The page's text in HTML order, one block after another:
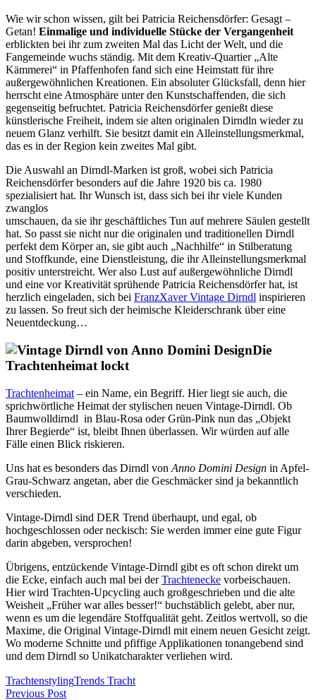
Wie wir schon wissen, gilt bei Patricia Reichensdörfer: Gesagt –
Getan! Einmalige und individuelle Stücke der Vergangenheit
erblickten bei ihr zum zweiten Mal das Licht der Welt, und die
Fangemeinde wuchs ständig. Mit dem Kreativ-Quartier „Alte
Kämmerei“ in Pfaffenhofen fand sich eine Heimstatt für ihre
außergewöhnlichen Kreationen. Ein absoluter Glücksfall, denn hier
herrscht eine Atmosphäre unter den Kunstschaffenden, die sich
gegenseitig befruchtet. Patricia Reichensdörfer genießt diese
künstlerische Freiheit, indem sie alten originalen Dirndln wieder zu
neuem Glanz verhilft. Sie besitzt damit ein Alleinstellungsmerkmal,
das es in der Region kein zweites Mal gibt.
Die Auswahl an Dirndl-Marken ist groß, wobei sich Patricia
Reichensdörfer besonders auf die Jahre 1920 bis ca. 1980
spezialisiert hat. Ihr Wunsch ist, dass sich bei ihr viele Kunden
zwanglos
umschauen, da sie ihr geschäftliches Tun auf mehrere Säulen gestellt
hat. So passt sie nicht nur die originalen und traditionellen Dirndl
perfekt dem Körper an, sie gibt auch „Nachhilfe“ in Stilberatung
und Stoffkunde, eine Dienstleistung, die ihr Alleinstellungsmerkmal
positiv unterstreicht. Wer also Lust auf außergewöhnliche Dirndl
und eine vor Kreativität sprühende Patricia Reichensdörfer hat, ist
herzlich eingeladen, sich bei FranzXaver Vintage Dirndl inspirieren
zu lassen. So freut sich der heimische Kleiderschrank über eine
Neuentdeckung…
Die
Trachtenheimat lockt
Trachtenheimat – ein Name, ein Begriff. Hier liegt sie auch, die
sprichwörtliche Heimat der stylischen neuen Vintage-Dirndl. Ob
Baumwolldirndl in Blau-Rosa oder Grün-Pink nun das „Objekt
Ihrer Begierde“ ist, bleibt Ihnen überlassen. Wir würden auf alle
Fälle einen Blick riskieren.
Uns hat es besonders das Dirndl von Anno Domini Design in Apfel-
Grau-Schwarz angetan, aber die Geschmäcker sind ja bekanntlich
verschieden.
Vintage-Dirndl sind DER Trend überhaupt, und egal, ob
hochgeschlossen oder neckisch: Sie werden immer eine gute Figur
darin abgeben, versprochen!
Übrigens, entzückende Vintage-Dirndl gibt es oft schon direkt um
die Ecke, einfach auch mal bei derTrachtenecke vorbeischauen.
Hier wird Trachten-Upcycling auch großgeschrieben und die alte
Weisheit „Früher war alles besser!“ buchstäblich gelebt, aber nur,
wenn es um die legendäre Stoffqualität geht. Zeitlos wertvoll, so die
Maxime, die Original Vintage-Dirndl mit einem neuen Gesicht zeigt.
Wo moderne Schnitte und pfiffige Applikationen tonangebend sind
und dem Dirndl so Unikatcharakter verliehen wird.
TrachtenstylingTrends Tracht
Previous Post